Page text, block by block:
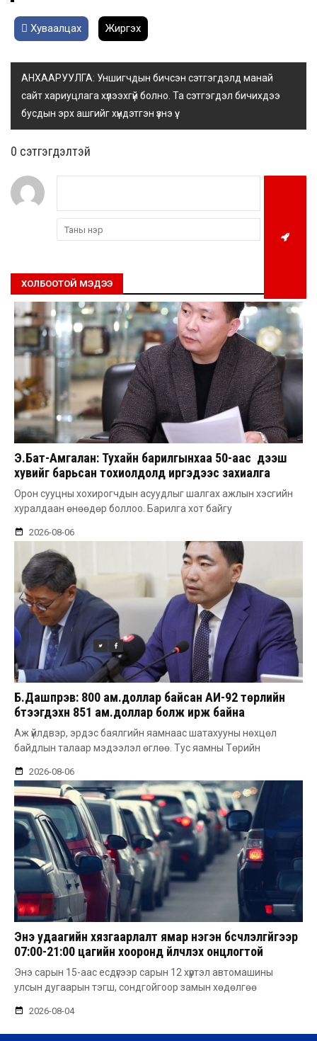
Хуваалцах Жиргэх
АНХААРУУЛГА: Уншигчдын бичсэн сэтгэгдэлд манай
сайт хариуцлага хүлээхгүй болно. Та сэтгэгдэл бичихдээ
бусдын эрх ашгийг хүндэтгэн үзнэ үү.
0 cэтгэгдэлтэй
ХОЛБООТОЙ МЭДЭЭ
Э.Бат-Амгалан: Тухайн барилгынхаа 50-аас дээш
хувийг барьсан тохиолдолд иргэдээс захиалга
авдаг болгоно
Орон сууцны хохирогчдын асуудлыг шалгах ажлын хэсгийн
хуралдаан өнөөдөр боллоо. Барилга хот байгу
2026-08-06
Б.Дашпүрэв: 800 ам.доллар байсан АИ-92 төрлийн
бүтээгдэхүүн 851 ам.доллар болж ирж байна
Аж үйлдвэр, эрдэс баялгийн яамнаас шатахууны нөхцөл
байдлын талаар мэдээлэл өглөө. Тус яамны Төрийн
2026-08-06
Энэ удаагийн хязгаарлалт ямар нэгэн бүсчлэлгүйгээр
07:00-21:00 цагийн хооронд үйлчлэх онцлогтой
Энэ сарын 15-аас есдүгээр сарын 12 хүртэл автомашины
улсын дугаарын тэгш, сондгойгоор замын хөдөлгөө
2026-08-04